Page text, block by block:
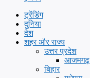
ट्रेंडिंग
दुनिया
देश
शहर और राज्य
उत्तर प्रदेश
आजमगढ़
बिहार